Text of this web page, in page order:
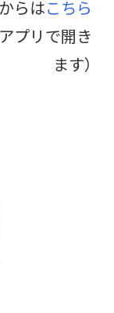
らはこちら
プリで開き
ます）